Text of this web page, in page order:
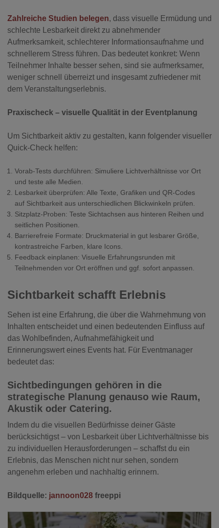
Zahlreiche Studien belegen, dass visuelle Ermüdung und
schlechte Lesbarkeit direkt zu abnehmender
Aufmerksamkeit, schlechterer Informationsaufnahme und
schnellerem Stress führen. Das bedeutet konkret: Wenn
Teilnehmer Inhalte besser sehen, sind sie aufmerksamer,
weniger schnell überreizt und insgesamt zufriedener mit
dem Veranstaltungserlebnis.
Praxischeck – visuelle Qualität in der Eventplanung
Um Sichtbarkeit aktiv zu gestalten, kann folgender visueller
Quick-Check helfen:
Vorab-Tests durchführen: Simuliere Lichtverhältnisse vor Ort
und teste alle Medien.
Lesbarkeit überprüfen: Alle Texte, Grafiken und QR-Codes
auf Sichtbarkeit aus unterschiedlichen Blickwinkeln prüfen.
Sitzplatz-Proben: Teste Sichtachsen aus hinteren Reihen und
seitlichen Positionen.
Barrierefreie Formate: Druckmaterial in gut lesbarer Größe,
kontrastreiche Farben, klare Icons.
Feedback einplanen: Visuelle Erfahrungsrunden mit
Teilnehmenden vor Ort eröffnen und ggf. sofort anpassen.
Sichtbarkeit schafft Erlebnis
Sehen ist eine Erfahrung, die über die Wahrnehmung von
Inhalten entscheidet und einen bedeutenden Einfluss auf
das Wohlbefinden, Aufnahmefähigkeit und
Erinnerungswert eines Events hat. Für Eventmanager
bedeutet das:
Sichtbedingungen gehören in die
strategische Planung genauso wie Raum,
Akustik oder Catering.
Indem du die visuellen Bedürfnisse deiner Gäste
berücksichtigst – von Lesbarkeit über Lichtverhältnisse bis
zu individuellen Herausforderungen – schaffst du ein
Erlebnis, das Menschen nicht nur sehen, sondern
angenehm erleben und nachhaltig erinnern.
Bildquelle: jannoon028 freeppi